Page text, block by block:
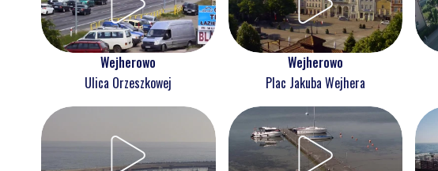
Wejherowo
Ulica Orzeszkowej
Wejherowo
Plac Jakuba Wejhera